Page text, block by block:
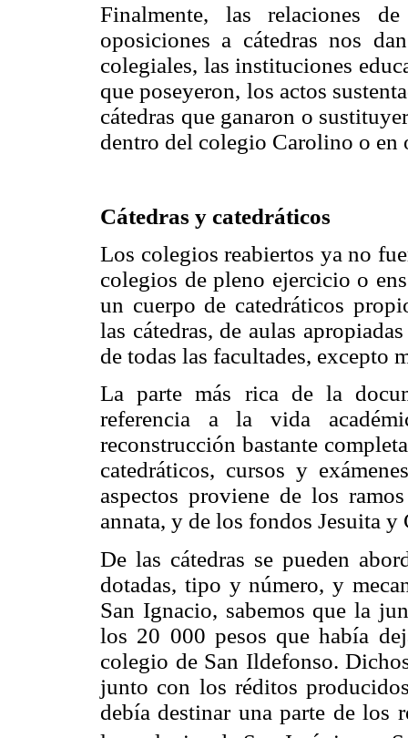
Finalmente, las relaciones
oposiciones a cátedras nos
colegiales, las instituciones
que poseyeron, los actos
cátedras que ganaron o
dentro del colegio Carolino o en
Cátedras y catedráticos
Los colegios reabiertos ya no
colegios de pleno ejercicio o
un cuerpo de catedráticos
las cátedras, de aulas
de todas las facultades, excepto
La parte más rica de la
referencia a la vida
reconstrucción bastante
catedráticos, cursos y
aspectos proviene de los
annata, y de los fondos Jesuita
De las cátedras se pueden
dotadas, tipo y número, y
San Ignacio, sabemos que la
los 20 000 pesos que había
colegio de San Ildefonso.
junto con los réditos
debía destinar una parte de los